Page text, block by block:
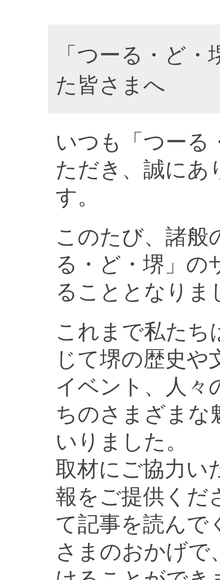
「つーる・ど
た皆さまへ
いつも「つーる
ただき、誠にあ
す。
このたび、諸般
る・ど・堺」の
ることとなりま
これまで私たち
じて堺の歴史や
イベント、人々
ちのさまざまな
いりました。
取材にご協力い
報をご提供くだ
て記事を読んで
さまのおかげで